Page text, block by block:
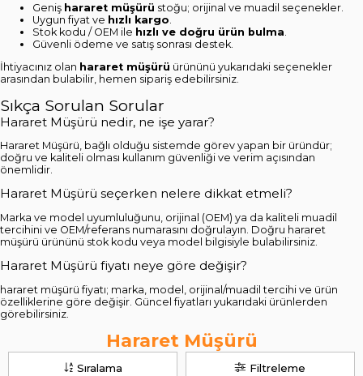
Geniş hararet müşürü stoğu; orijinal ve muadil seçenekler.
Uygun fiyat ve hızlı kargo
Stok kodu / OEM ile hızlı ve doğru ürün bulma
Güvenli ödeme ve satış sonrası destek.
İhtiyacınız olan hararet müşürü ürününü yukarıdaki seçenekler
arasından bulabilir, hemen sipariş edebilirsiniz.
Sıkça Sorulan Sorular
Hararet Müşürü nedir, ne işe yarar?
Hararet Müşürü, bağlı olduğu sistemde görev yapan bir üründür;
doğru ve kaliteli olması kullanım güvenliği ve verim açısından
önemlidir.
Hararet Müşürü seçerken nelere dikkat etmeli?
Marka ve model uyumluluğunu, orijinal (OEM) ya da kaliteli muadil
tercihini ve OEM/referans numarasını doğrulayın. Doğru hararet
müşürü ürününü stok kodu veya model bilgisiyle bulabilirsiniz.
Hararet Müşürü fiyatı neye göre değişir?
hararet müşürü fiyatı; marka, model, orijinal/muadil tercihi ve ürün
özelliklerine göre değişir. Güncel fiyatları yukarıdaki ürünlerden
görebilirsiniz.
Filtreleme
Sıralama
Hararet Müşürü